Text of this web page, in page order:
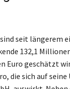
seit längerem
132,1
Euro geschätzt
die sich auf